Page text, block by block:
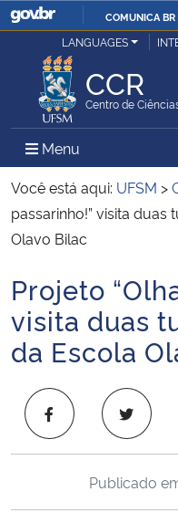
COMUNICA BR
Ministério da Justiça e Segurança
Ministério da Defesa
Ministério das Relações Exteriores
Ministério da Economia
Ministério da Infraestrutura
Ministério da Agricultura,
Ministério da Cidadania
LANGUAGES
CCR
Centro de
Menu Menu
Você está aqui: UFSM >
passarinho!” visita duas
Olavo Bilac
Início do conteúdo
Projeto
visita duas
da Escola
Publicado